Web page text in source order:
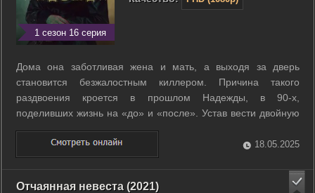
1 сезон 16 серия
Дома она заботливая жена и мать, а выходя за дверь
становится безжалостным киллером. Причина такого
раздвоения кроется в прошлом Надежды, в 90-х,
поделивших жизнь на «до» и «после». Устав вести двойную
игру, героиня готова всеми силами сражаться за свободу. ...
18.05.2025
Отчаянная невеста (2021)